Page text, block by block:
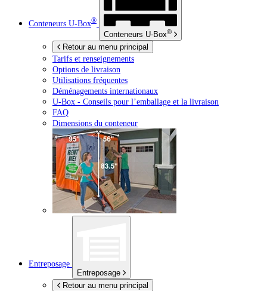
Conteneurs U-Box®
Conteneurs U-Box®
Retour au menu principal
Tarifs et renseignements
Options de livraison
Utilisations fréquentes
Déménagements internationaux
U-Box - Conseils pour l’emballage et la livraison
FAQ
Dimensions du conteneur
Entreposage
Entreposage
Retour au menu principal